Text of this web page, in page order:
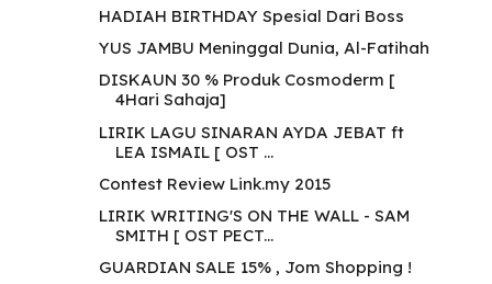
HADIAH BIRTHDAY Spesial Dari Boss
YUS JAMBU Meninggal Dunia, Al-Fatihah
DISKAUN 30 % Produk Cosmoderm [
4Hari Sahaja]
LIRIK LAGU SINARAN AYDA JEBAT ft
LEA ISMAIL [ OST ...
Contest Review Link.my 2015
LIRIK WRITING'S ON THE WALL - SAM
SMITH [ OST PECT...
GUARDIAN SALE 15% , Jom Shopping !